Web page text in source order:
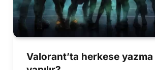
Valorant’ta herkese yazma